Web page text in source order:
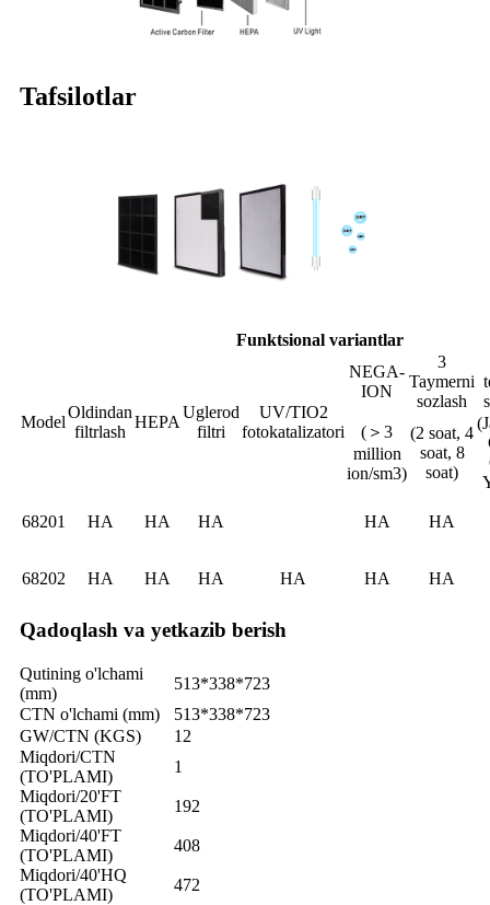
Tafsilotlar
Funktsional variantlar
Model
Oldindan
filtrlash
HEPA
Uglerod
filtri
UV/TIO2
fotokatalizatori
NEGA-
ION
3
Taymerni
sozlash
(＞3
million
ion/sm3)
(2 soat, 4
soat, 8
soat)
68201 HA HA HA HA HA
68202 HA HA HA HA HA HA
Qadoqlash va yetkazib berish
Qutining o'lchami
(mm)
513*338*723
CTN o'lchami (mm)
513*338*723
GW/CTN (KGS)
12
Miqdori/CTN
(TO'PLAMI)
1
Miqdori/20'FT
(TO'PLAMI)
192
Miqdori/40'FT
(TO'PLAMI)
408
Miqdori/40'HQ
(TO'PLAMI)
472